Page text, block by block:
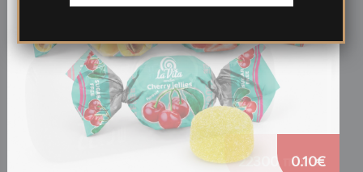
0.10€